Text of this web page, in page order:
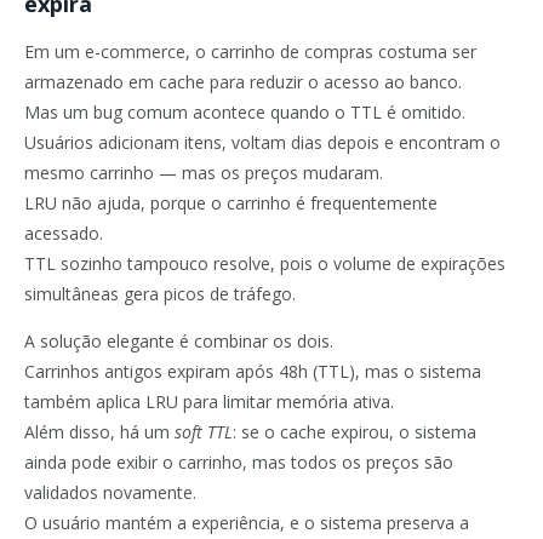
Em um e-commerce, o carrinho de compras costuma ser
armazenado em cache para reduzir o acesso ao banco.
Mas um bug comum acontece quando o TTL é omitido.
Usuários adicionam itens, voltam dias depois e encontram o
mesmo carrinho — mas os preços mudaram.
LRU não ajuda, porque o carrinho é frequentemente
acessado.
TTL sozinho tampouco resolve, pois o volume de expirações
simultâneas gera picos de tráfego.
A solução elegante é combinar os dois.
Carrinhos antigos expiram após 48h (TTL), mas o sistema
também aplica LRU para limitar memória ativa.
Além disso, há um soft TTL : se o cache expirou, o sistema
ainda pode exibir o carrinho, mas todos os preços são
validados novamente.
O usuário mantém a experiência, e o sistema preserva a